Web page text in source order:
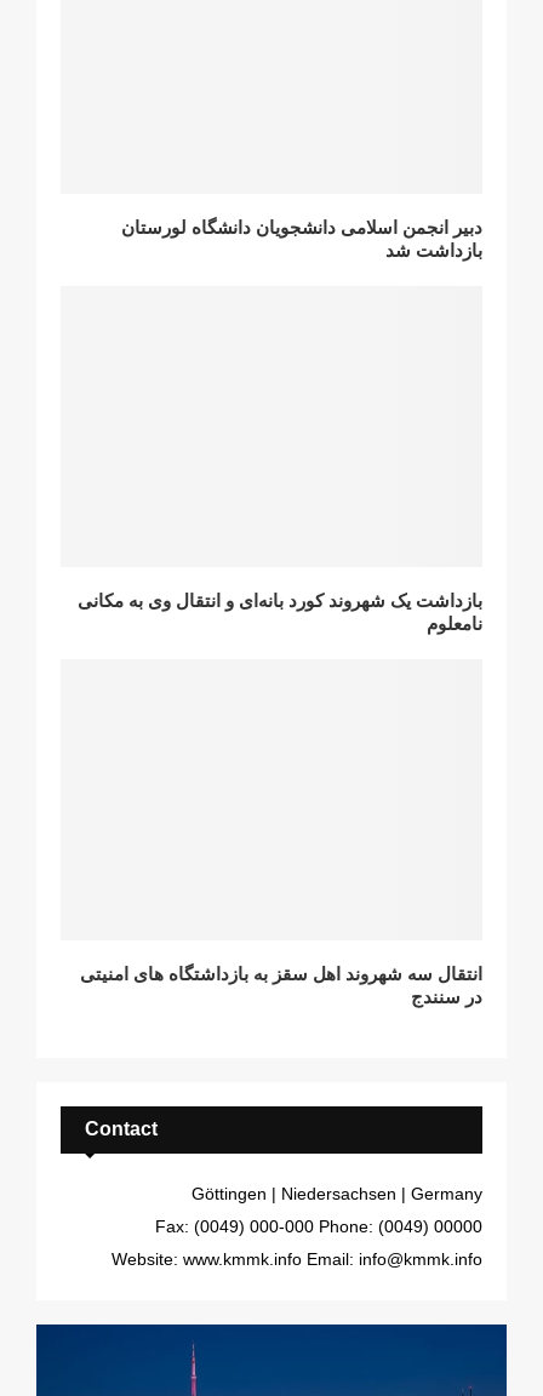
دبیر انجمن اسلامی دانشجویان دانشگاه لورستان
بازداشت شد
بازداشت یک شهروند کورد بانه‌ای و انتقال وی به مکانی
نامعلوم
انتقال سه شهروند اهل سقز به بازداشتگاه های امنیتی
در سنندج
Contact
Göttingen | Niedersachsen | Germany
Phone: (0049) 00000
Fax: (0049) 000-000
Email: info@kmmk.info
Website: www.kmmk.info